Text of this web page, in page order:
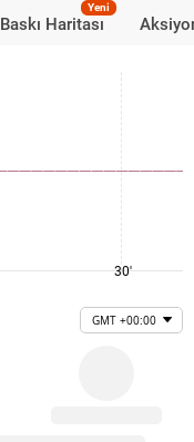
Baskı Haritası
Yeni
30'
GMT +00:00